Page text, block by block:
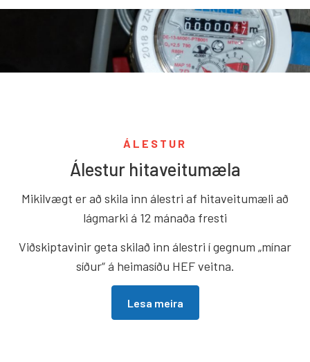
ÁLESTUR
Álestur hitaveitumæla
Mikilvægt er að skila inn álestri af hitaveitumæli að
lágmarki á 12 mánaða fresti
Viðskiptavinir geta skilað inn álestri í gegnum „mínar
síður“ á heimasíðu HEF veitna.
Lesa meira